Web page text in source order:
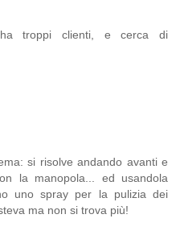
troppi clienti, e cerca di
si risolve andando avanti e
la manopola... ed usandola
uno spray per la pulizia dei
ma non si trova più!